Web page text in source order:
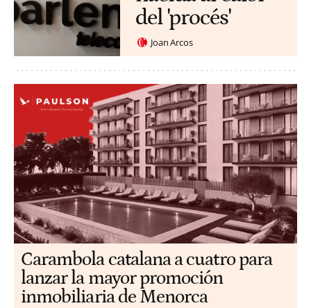
del 'procés'
Joan Arcos
Carambola catalana a cuatro para
lanzar la mayor promoción
inmobiliaria de Menorca